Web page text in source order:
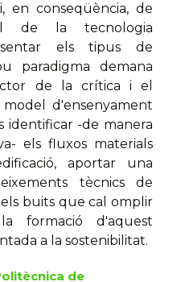
en conseqüència, de
de la tecnologia
els tipus de
paradigma demana
de la crítica i el
d'ensenyament
identificar -de manera
els fluxos materials
aportar una
tècnics de
buits que cal omplir
formació d'aquest
a la sostenibilitat.
de